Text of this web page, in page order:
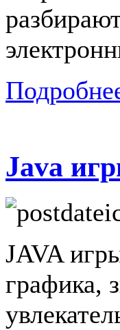
Java
JAVA
графика,